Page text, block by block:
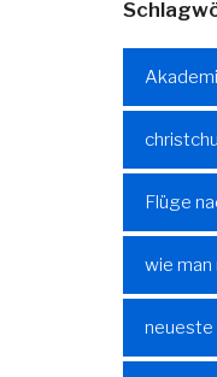
Flüge
wie
neueste